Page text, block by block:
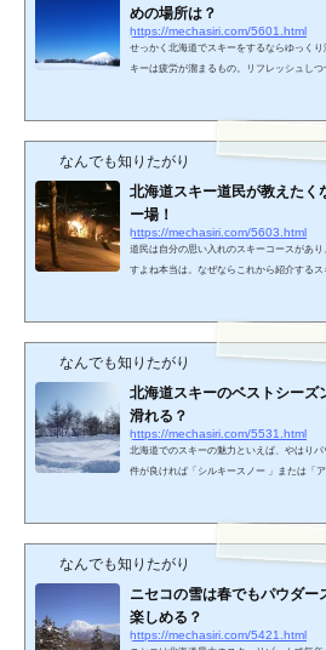
めの場所は？
https://mechasiri.com/5601.html
せっかく北海道でスキーをするならゆっく
キーは疲労が溜まるもの。リフレッシュし
はなく道外から、さらには国外からも観光
です。ニセコアンヌプリ国際スキー場・ニ
ン・ヒラフ・HANAZONOの４つのスキーエ
なんでも知りたがり
北海道スキー道民が教えたく
ー場！
https://mechasiri.com/5603.html
道民は自分の思い入れのスキーコースがあ
すよね本当は。なぜならこれから紹介する
と比べると、設備も山の規模も見劣りする
なのです。そんな、穴場のスキー場を今回
ー場札幌市中心部から車で約30分、市内から
なんでも知りたがり
北海道スキーのベストシーズ
滑れる？
https://mechasiri.com/5531.html
北海道でのスキーの魅力といえば、やはり
件が良ければ「シルキースノー 」または「
ベストシーズンと注意点について解説して
ンは？北海道で最もよい雪質を味わうには
温が上がらない２月ごろがおすすめです。ニ
なんでも知りたがり
ニセコの雪は春でもパウダー
楽しめる？
https://mechasiri.com/5421.html